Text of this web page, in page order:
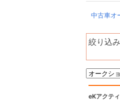
中古車オ
絞り込
eKアクテ